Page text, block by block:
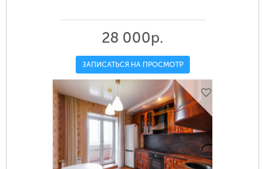
28 000р.
ЗАПИСАТЬСЯ НА ПРОСМОТР